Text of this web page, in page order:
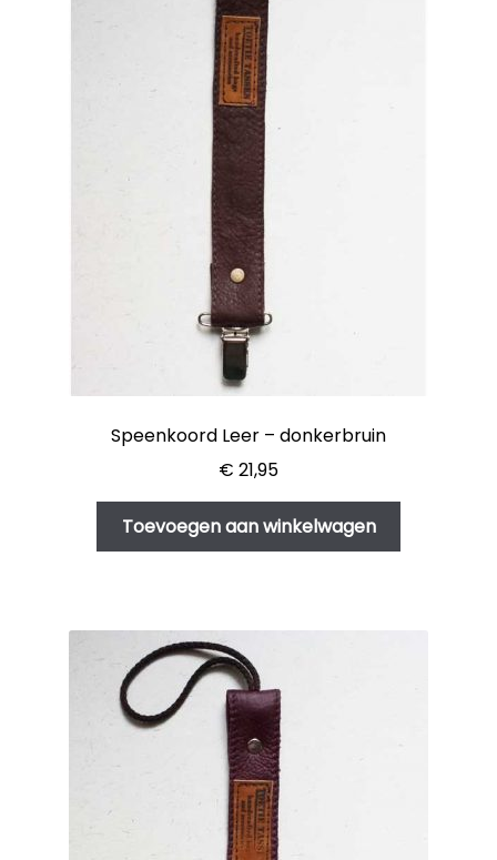
Speenkoord Leer – donkerbruin
€ 21,95
Toevoegen aan winkelwagen